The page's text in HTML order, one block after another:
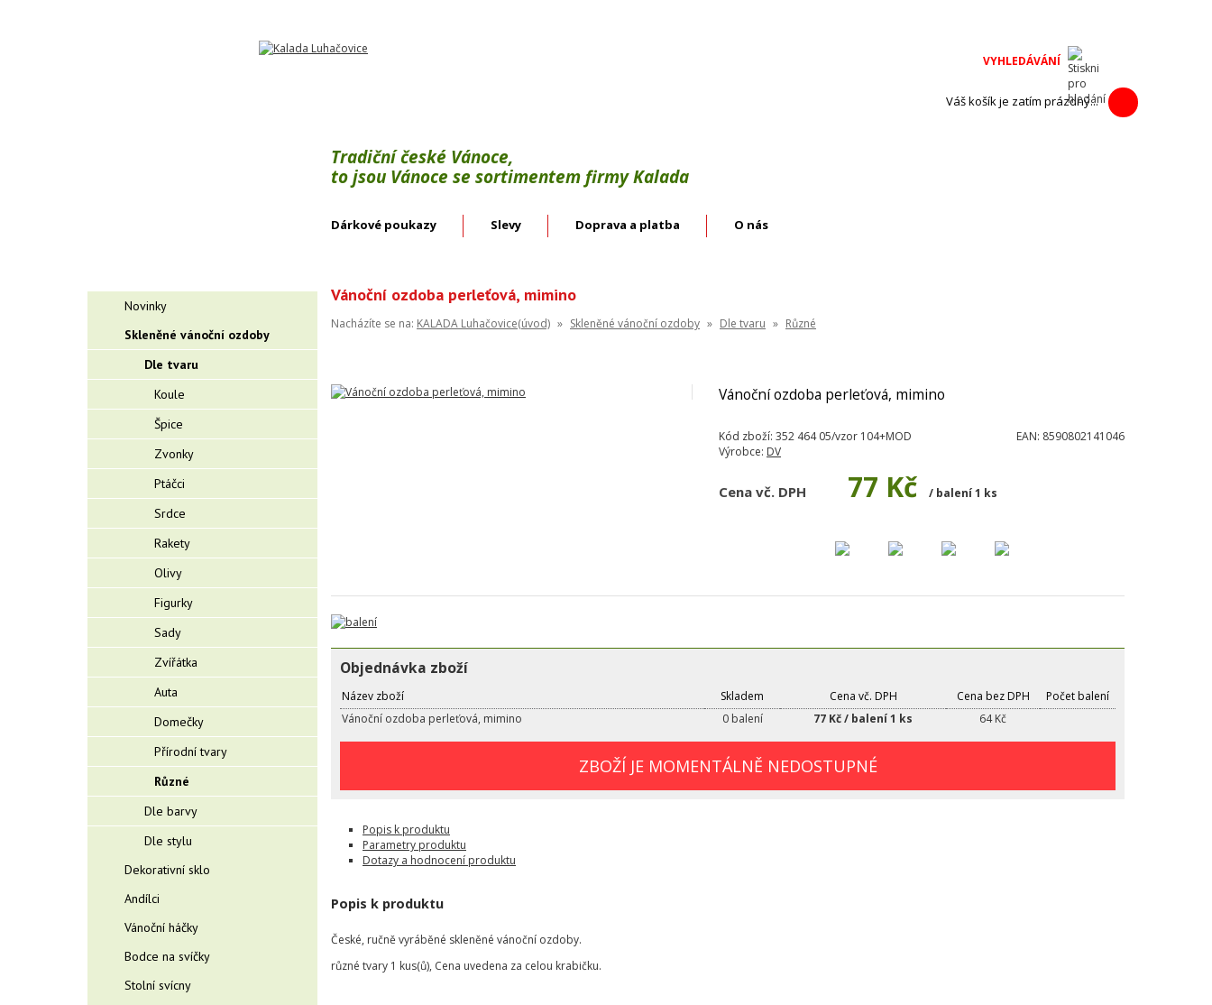
Tradiční české Vánoce,
to jsou Vánoce se sortimentem firmy Kalada
Váš košík je zatím prázdný...
Dárkové poukazy Slevy Doprava a platba O nás
Novinky
Skleněné vánoční ozdoby
Dle tvaru
Koule
Špice
Zvonky
Ptáčci
Srdce
Rakety
Olivy
Figurky
Sady
Zvířátka
Auta
Domečky
Přírodní tvary
Různé
Dle barvy
Dle stylu
Dekorativní sklo
Andílci
Vánoční háčky
Bodce na svíčky
Stolní svícny
Vánoční ozdoba perleťová, mimino
Nacházíte se na: KALADA Luhačovice(úvod) » Skleněné vánoční ozdoby » Dle tvaru » Různé
Vánoční ozdoba perleťová, mimino
Kód zboží: 352 464 05/vzor 104+MOD EAN: 8590802141046
Výrobce: DV
Cena vč. DPH 77 Kč / balení 1 ks
Objednávka zboží
Název zboží Skladem Cena vč. DPH Cena bez DPH
Počet balení
Vánoční ozdoba perleťová, mimino
0 balení 77 Kč / balení 1 ks 64 Kč
ZBOŽÍ JE MOMENTÁLNĚ NEDOSTUPNÉ
Popis k produktu
Parametry produktu
Dotazy a hodnocení produktu
Popis k produktu
České, ručně vyráběné skleněné vánoční ozdoby.
různé tvary 1 kus(ů), Cena uvedena za celou krabičku.